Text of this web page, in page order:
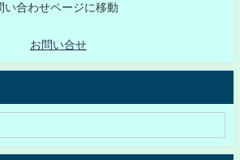
い合わせページに移動
お問い合せ